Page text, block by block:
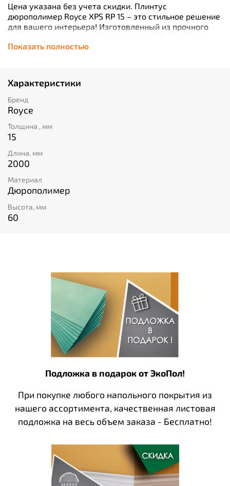
Цена указана без учета скидки. Плинтус
дюрополимер Royce XPS RP 15 – это стильное решение
для вашего интерьера! Изготовленный из прочного
материала, он легко устанавливается без
дополнительной подготовки и скрывает любые
процесс монтажа. Идеально подходит для помещений
любой площади. Плинтус под покраску позволяет
создать уникальный дизайн и гармонично сочетаться
с любым цветом отделки стен. Удобство,
долговечность и простота установки делают этот
плинтус идеальным выбором для любого дома!
Показать полностью
Характеристики
Бренд
Royce
Толщина , мм
15
Длина, мм
2000
Материал
Дюрополимер
Высота, мм
60
Подложка в подарок от ЭкоПол!
При покупке любого напольного покрытия из
нашего ассортимента, качественная листовая
подложка на весь объем заказа - Бесплатно!